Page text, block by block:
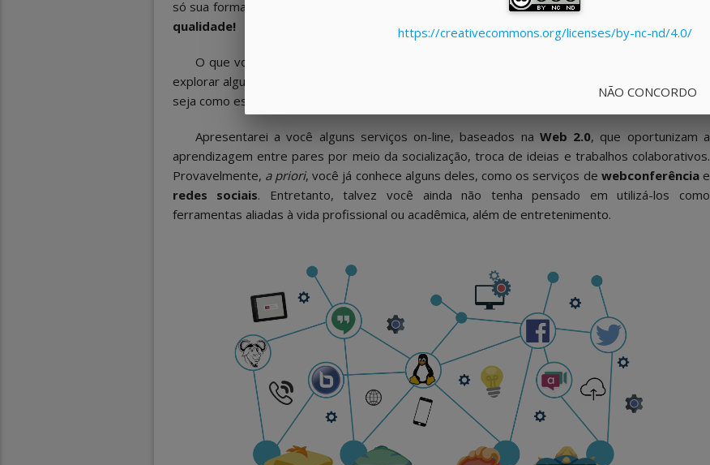
https://creativecommons.org/licenses/by-nc-nd/4.0/
NÃO CONCORDO
só sua formação, mas o produto dela: um
profissional de Tecnologia da Informação (TI) de
qualidade!
O que você vai estudar nesta sétima aula tem muito a ver com esse
explorar algumas ferramentas da internet a serem utilizadas para otimizar sua
seja como estudante de um curso técnico semipresencial ou como futuro profissional de TI.
Apresentarei a você alguns serviços on-line, baseados na Web 2.0, que oportunizam a
aprendizagem entre pares por meio da socialização, troca de ideias e trabalhos colaborativos.
Provavelmente, a priori, você já conhece alguns deles, como os serviços de webconferênciae
redes sociais. Entretanto, talvez você ainda não tenha pensado em utilizá-los como
ferramentas aliadas à vida profissional ou acadêmica, além de entretenimento.